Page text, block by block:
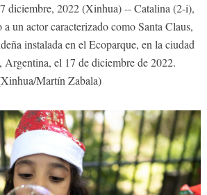
diciembre, 2022 (Xinhua) -- Catalina (2-i),
a un actor caracterizado como Santa Claus,
instalada en el Ecoparque, en la ciudad
Argentina, el 17 de diciembre de 2022.
Martín Zabala)